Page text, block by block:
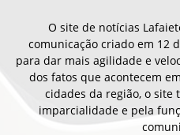
O site de notícias
comunicação criado em 12
para dar mais agilidade e
dos fatos que acontecem
cidades da região, o site
imparcialidade e pela